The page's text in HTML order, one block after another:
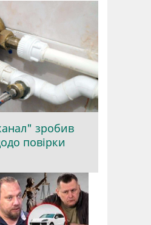
зробив
повірки